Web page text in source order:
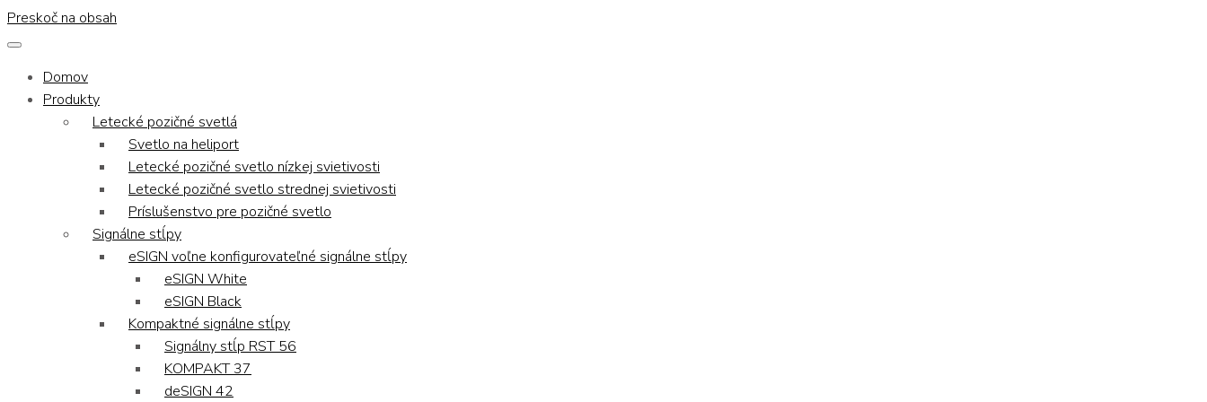
Preskoč na obsah
Domov
Produkty
Letecké pozičné svetlá
Svetlo na heliport
Letecké pozičné svetlo nízkej svietivosti
Letecké pozičné svetlo strednej svietivosti
Príslušenstvo pre pozičné svetlo
Signálne stĺpy
eSIGN voľne konfigurovateľné signálne stĺpy
eSIGN White
eSIGN Black
Kompaktné signálne stĺpy
Signálny stĺp RST 56
KOMPAKT 37
deSIGN 42